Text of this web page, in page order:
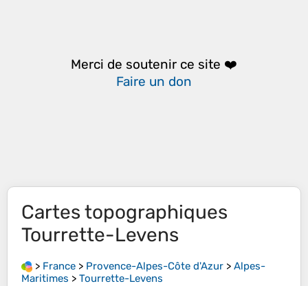
Merci de soutenir ce site ❤️
Faire un don
Cartes topographiques
Tourrette-Levens
> France > Provence-Alpes-Côte d'Azur > Alpes-
Maritimes > Tourrette-Levens